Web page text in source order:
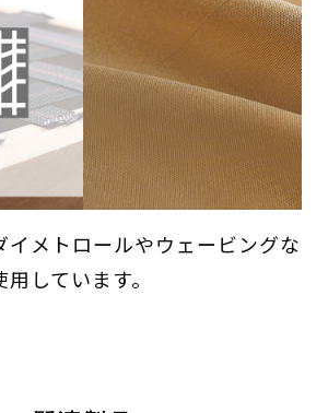
イメトロールやウェービングな
しています。